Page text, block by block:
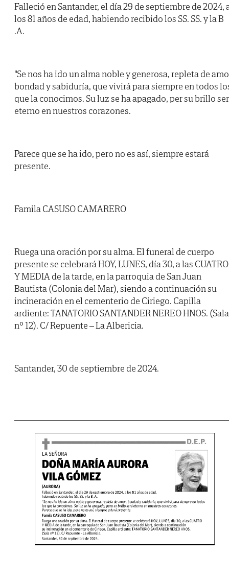
Falleció en Santander, el día 29 de septiembre de 2024,
los 81 años de edad, habiendo recibido los SS. SS. y la B
.A.
"Se nos ha ido un alma noble y generosa, repleta de
bondad y sabiduría, que vivirá para siempre en todos
que la conocimos. Su luz se ha apagado, per su brillo
eterno en nuestros corazones.
Parece que se ha ido, pero no es así, siempre estará
presente.
Famila CASUSO CAMARERO
Ruega una oración por su alma. El funeral de cuerpo
presente se celebrará HOY, LUNES, día 30, a las CUATRO
Y MEDIA de la tarde, en la parroquia de San Juan
Bautista (Colonia del Mar), siendo a continuación su
incineración en el cementerio de Ciriego. Capilla
ardiente: TANATORIO SANTANDER NEREO HNOS. (Sala
nº 12). C/ Repuente – La Albericia.
Santander, 30 de septiembre de 2024.